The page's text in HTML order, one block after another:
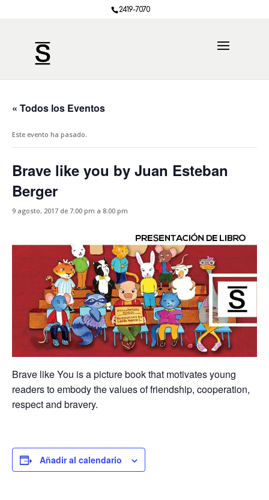
2419-7070
« Todos los Eventos
Este evento ha pasado.
Brave like you by Juan Esteban
Berger
9 agosto, 2017 de 7:00 pm a 8:00 pm
Brave like You is a picture book that motivates young
readers to embody the values of friendship, cooperation,
respect and bravery.
Añadir al calendario